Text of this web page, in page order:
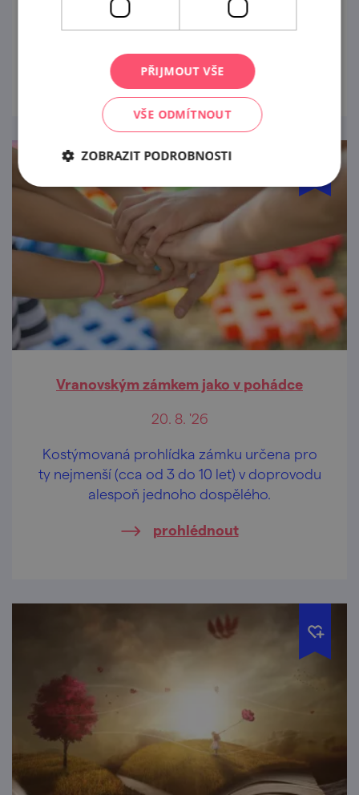
ty nejmenší (cca od 3 do 10 let) v doprovodu
alespoň jednoho dospělého.
prohlédnout
Vranovským zámkem jako v pohádce
20. 8. '26
Kostýmovaná prohlídka zámku určena pro
ty nejmenší (cca od 3 do 10 let) v doprovodu
alespoň jednoho dospělého.
prohlédnout
PŘIJMOUT VŠE
VŠE ODMÍTNOUT
ZOBRAZIT PODROBNOSTI